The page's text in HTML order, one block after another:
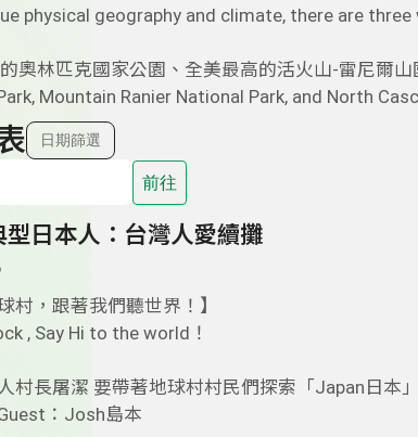
physical geography and climate, there are
奧林匹克國家公園、全美最高的活火山-雷尼爾
Mountain Ranier National Park, and North
日期篩選
前往
型日本人：台灣人愛續攤
村，跟著我們聽世界！】
, Say Hi to the world！
村長屠潔 要帶著地球村村民們探索「Japan日本」
：Josh島本